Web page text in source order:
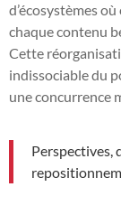
d’écosystèmes
chaque contenu
Cette
indissociable du
une concurrence
Perspectives,